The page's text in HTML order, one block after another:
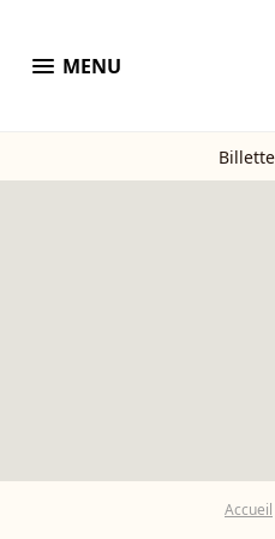
menu MENU
Accueil